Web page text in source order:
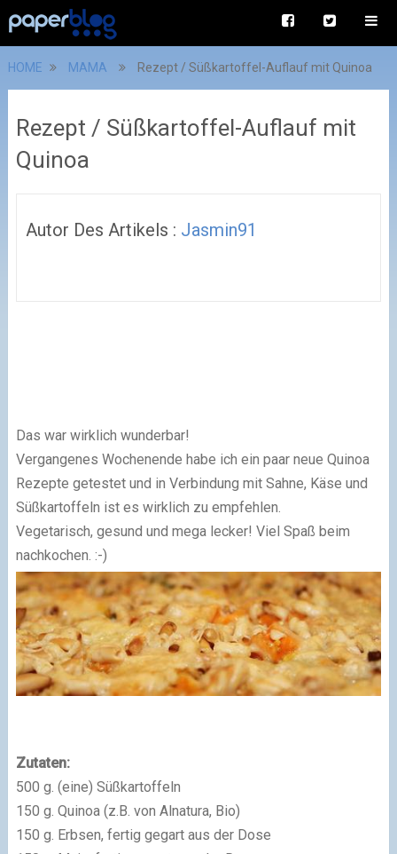
HOME MAMA Rezept / Süßkartoffel-Auflauf mit Quinoa
Rezept / Süßkartoffel-Auflauf mit
Quinoa
Autor Des Artikels : Jasmin91
Das war wirklich wunderbar!
Vergangenes Wochenende habe ich ein paar neue Quinoa
Rezepte getestet und in Verbindung mit Sahne, Käse und
Süßkartoffeln ist es wirklich zu empfehlen.
Vegetarisch, gesund und mega lecker! Viel Spaß beim
nachkochen. :-)
Zutaten:
500 g. (eine) Süßkartoffeln
150 g. Quinoa (z.B. von Alnatura, Bio)
150 g. Erbsen, fertig gegart aus der Dose